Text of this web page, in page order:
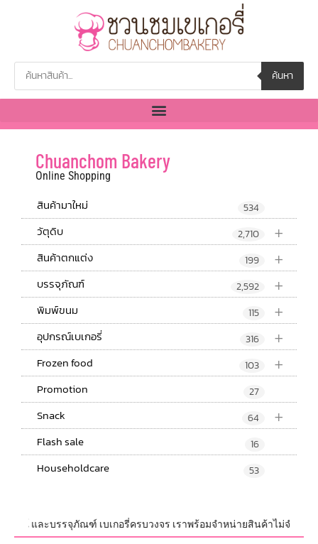
ค้นหา
Chuanchom Bakery
Online Shopping
สินค้ามาใหม่ 534
+
วัตุดิบ 2,710
+
สินค้าตกแต่ง 199
+
บรรจุภัณฑ์ 2,592
+
พิมพ์ขนม 115
+
อุปกรณ์เบเกอรี่ 316
+
Frozen food 103
Promotion 27
+
Snack 64
Flash sale 16
Householdcare 53
รณ์ และบรรจุภัณฑ์ เบเกอรี่ครบวงจร เราพร้อมจำหน่ายสินค้าไม่จำกัดจ